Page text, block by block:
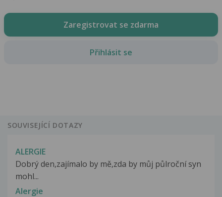
Zaregistrovat se zdarma
Přihlásit se
SOUVISEJÍCÍ DOTAZY
ALERGIE
Dobrý den,zajímalo by mě,zda by můj půlroční syn
mohl...
Alergie